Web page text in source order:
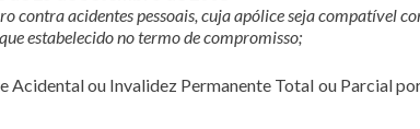
contra acidentes pessoais, cuja apólice seja compatível
estabelecido no termo de compromisso;
Acidental ou Invalidez Permanente Total ou Parcial